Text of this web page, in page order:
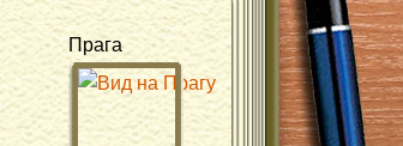
Прага